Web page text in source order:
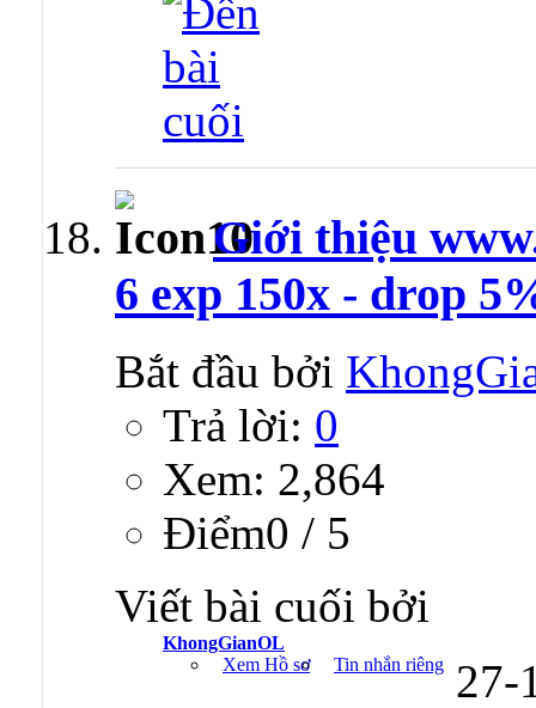
Giới thiệu
6 exp 150x - drop
Bắt đầu bởi
Trả lời: 0
Xem: 2,864
Ðiểm0 / 5
Viết bài cuối bởi
KhongGianOL
Xem Hồ sơ
Tin nhắn riêng 27-